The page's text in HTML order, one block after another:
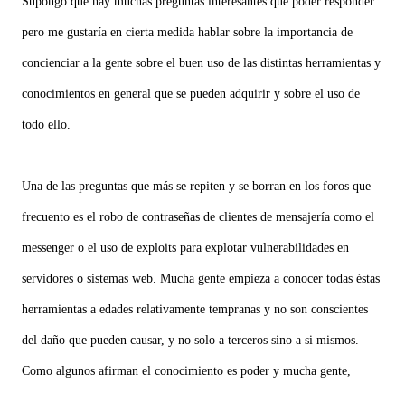
pero me gustaría en cierta medida hablar sobre la importancia de
concienciar a la gente sobre el buen uso de las distintas herramientas y
conocimientos en general que se pueden adquirir y sobre el uso de
todo ello.
Una de las preguntas que más se repiten y se borran en los foros que
frecuento es el robo de contraseñas de clientes de mensajería como el
messenger o el uso de exploits para explotar vulnerabilidades en
servidores o sistemas web. Mucha gente empieza a conocer todas éstas
herramientas a edades relativamente tempranas y no son conscientes
del daño que pueden causar, y no solo a terceros sino a si mismos.
Como algunos afirman el conocimiento es poder y mucha gente,